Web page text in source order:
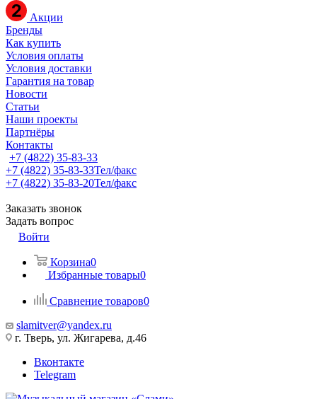
Акции
Бренды
Как купить
Условия оплаты
Условия доставки
Гарантия на товар
Новости
Статьи
Наши проекты
Партнёры
Контакты
+7 (4822) 35-83-33
+7 (4822) 35-83-33Тел/факс
+7 (4822) 35-83-20Тел/факс
Заказать звонок
Задать вопрос
Войти
Корзина0
Избранные товары0
Сравнение товаров0
slamitver@yandex.ru
г. Тверь, ул. Жигарева, д.46
Вконтакте
Telegram